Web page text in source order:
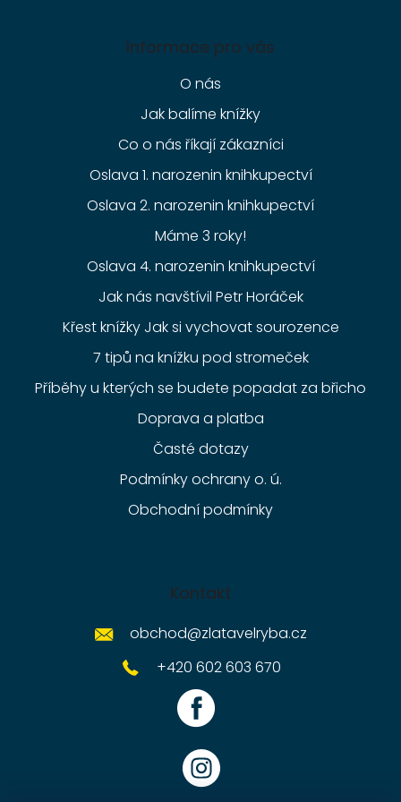
Informace pro vás
O nás
Jak balíme knížky
Co o nás říkají zákazníci
Oslava 1. narozenin knihkupectví
Oslava 2. narozenin knihkupectví
Máme 3 roky!
Oslava 4. narozenin knihkupectví
Jak nás navštívil Petr Horáček
Křest knížky Jak si vychovat sourozence
7 tipů na knížku pod stromeček
Příběhy u kterých se budete popadat za břicho
Doprava a platba
Časté dotazy
Podmínky ochrany o. ú.
Obchodní podmínky
Kontakt
obchod@zlatavelryba.cz
+420 602 603 670